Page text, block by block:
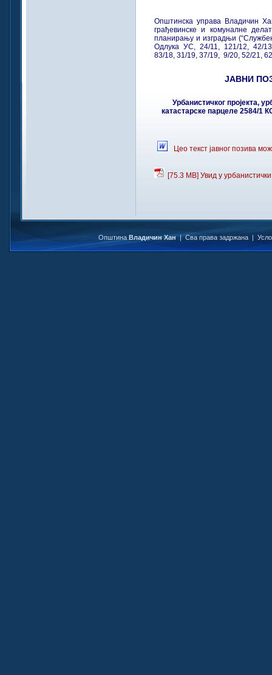
Општинска управа Владичин
грађевинске и комуналне
планирању и изградњи
Одлука УС, 24/11, 121/12, 42/
83/18, 31/19, 37/19, 9/20, 52/21,
ЈАВНИ
Урбанистичког пројекта,
катастарске парцеле 2584/1
Цео текст јавног позива
[75.3 MB] Увид у
Општина Владичин Хан| Сва права задржана |